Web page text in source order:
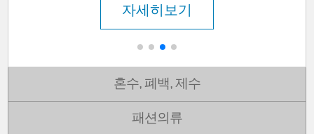
자세히보기
혼수, 폐백, 제수
패션의류